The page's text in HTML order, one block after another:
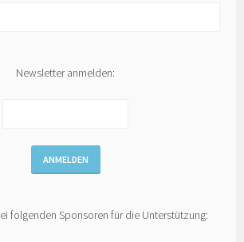
Newsletter anmelden:
folgenden Sponsoren für die Unterstützung: